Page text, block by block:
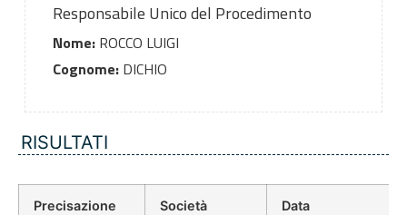
Responsabile Unico del Procedimento
Nome:ROCCO LUIGI
Cognome:DICHIO
RISULTATI
Precisazione
Società
Data